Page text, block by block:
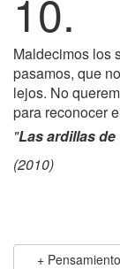
10.
Maldecimos los
pasamos, que
lejos. No
para reconocer
"Las ardillas
(2010)
+